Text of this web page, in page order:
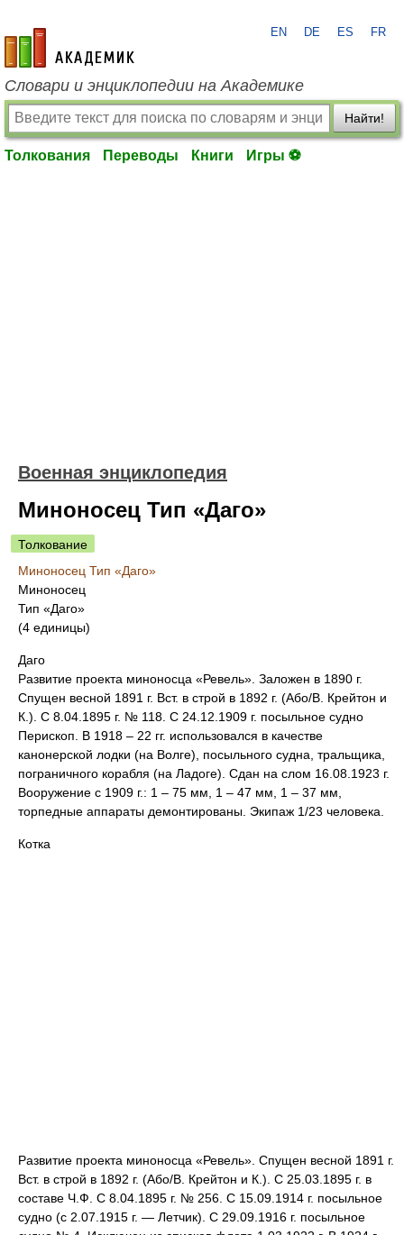
academic.ru
EN DE ES FR
Словари и энциклопедии на Академике
Найти!
Толкования Переводы Книги Игры ⚽
Военная энциклопедия
Миноносец Тип «Даго»
Толкование
Миноносец Тип «Даго»
Миноносец
Тип «Даго»
(4 единицы)
Даго
Развитие проекта миноносца «Ревель». Заложен в 1890 г.
Спущен весной 1891 г. Вст. в строй в 1892 г. (Або/В. Крейтон и
К.). С 8.04.1895 г. № 118. С 24.12.1909 г. посыльное судно
Перископ. В 1918 – 22 гг. использовался в качестве
канонерской лодки (на Волге), посыльного судна, тральщика,
пограничного корабля (на Ладоге). Сдан на слом 16.08.1923 г.
Вооружение с 1909 г.: 1 – 75 мм, 1 – 47 мм, 1 – 37 мм,
торпедные аппараты демонтированы. Экипаж 1/23 человека.
Котка
Развитие проекта миноносца «Ревель». Спущен весной 1891 г.
Вст. в строй в 1892 г. (Або/В. Крейтон и К.). С 25.03.1895 г. в
составе Ч.Ф. С 8.04.1895 г. № 256. С 15.09.1914 г. посыльное
судно (с 2.07.1915 г. — Летчик). С 29.09.1916 г. посыльное